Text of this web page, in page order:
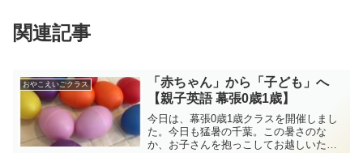
関連記事
おやこえいごクラス
「赤ちゃん」から「子ども」へ
【親子英語 幕張0歳1歳】
今日は、幕張0歳1歳クラスを開催しまし
た。今日も猛暑の千葉。この暑さのな
か、お子さんを抱っこしてお越しいただ